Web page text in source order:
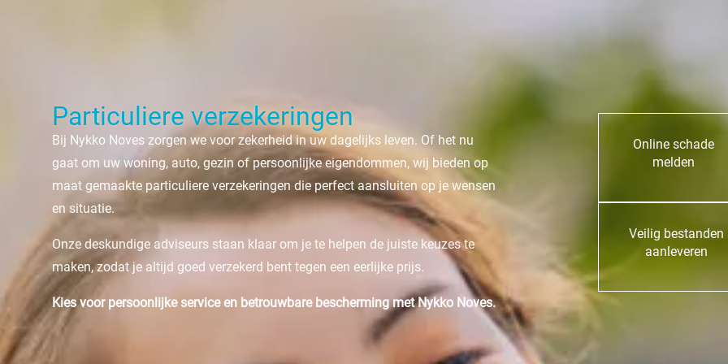
Particuliere verzekeringen
Bij Nykko Noves zorgen we voor zekerheid in uw dagelijks leven. Of het nu
gaat om uw woning, auto, gezin of persoonlijke eigendommen, wij bieden op
maat gemaakte particuliere verzekeringen die perfect aansluiten op je wensen
en situatie.
Onze deskundige adviseurs staan klaar om je te helpen de juiste keuzes te
maken, zodat je altijd goed verzekerd bent tegen een eerlijke prijs.
Kies voor persoonlijke service en betrouwbare bescherming met Nykko Noves.
Online schade
melden
Veilig bestanden
aanleveren